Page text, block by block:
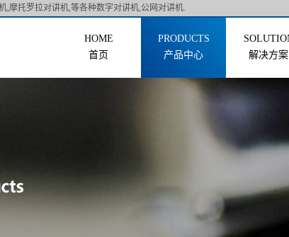
,摩托罗拉对讲机,等各种数字对讲机,公网对讲机.
首页 产品中心 解决方案